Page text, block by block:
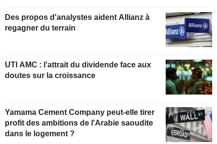
Des propos d'analystes aident Allianz à
regagner du terrain
UTI AMC : l'attrait du dividende face aux
doutes sur la croissance
Yamama Cement Company peut-elle tirer
profit des ambitions de l'Arabie saoudite
dans le logement ?